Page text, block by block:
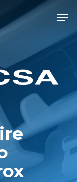
Close
Menu